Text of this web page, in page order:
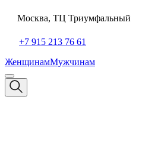
Москва, ТЦ Триумфальный
+7 915 213 76 61
ЖенщинамМужчинам